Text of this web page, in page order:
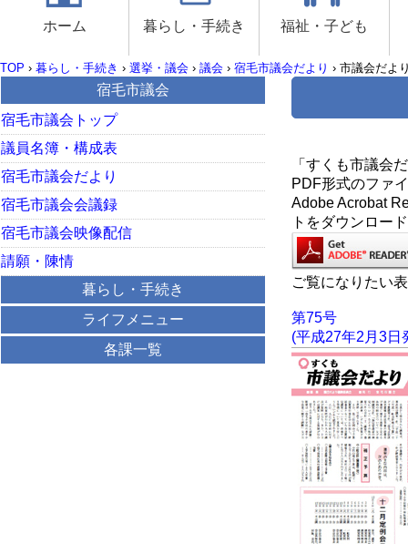
ホーム 暮らし・手続き 福祉・子ども
TOP › 暮らし・手続き › 選挙・議会 › 議会 › 宿毛市議会だより › 市議会だよ
「すくも市議会
PDF形式のファ
Adobe Acrobat
トをダウンロー
ご覧になりたい
第75号
(平成27年2月3日
宿毛市議会
宿毛市議会トップ
議員名簿・構成表
宿毛市議会だより
宿毛市議会会議録
宿毛市議会映像配信
請願・陳情
暮らし・手続き
ライフメニュー
各課一覧